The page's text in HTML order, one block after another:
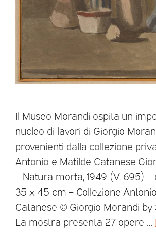
Il Museo Morandi ospita un
nucleo di lavori di Giorgio
provenienti dalla collezione
Antonio e Matilde Catanese
– Natura morta, 1949 (V. 695) –
35 x 45 cm – Collezione
Catanese © Giorgio Morandi by
La mostra presenta 27 opere …